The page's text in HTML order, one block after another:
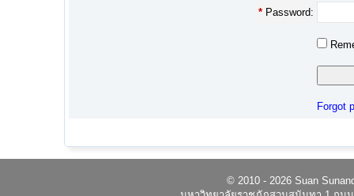
* Password:
Forgot
© 2010 - 2026 Suan